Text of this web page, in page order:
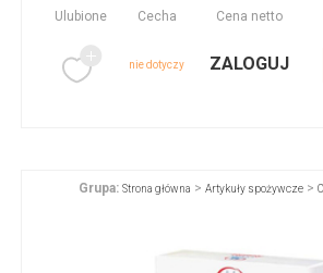
Ulubione Cecha Cena netto
nie dotyczy ZALOGUJ
Grupa: Strona główna > Artykuły spożywcze >